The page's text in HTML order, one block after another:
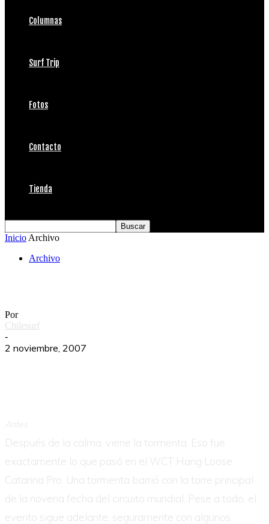
Columnas
Surf Trip
Fotos
Contacto
Tienda
Inicio Archivo
Archivo
Por
Chilesurf
-
2 noviembre, 2007
Antes
Después de la calma, viene la tormenta. Eso fue
exactamente lo que pasó en el WCT Hang Loose
Catarina Pro. Una tormenta barrió con la torre principal
de la novena fecha del circuito mundial. Pese a todo, el
evento sigue adelante, seguramente con algunos